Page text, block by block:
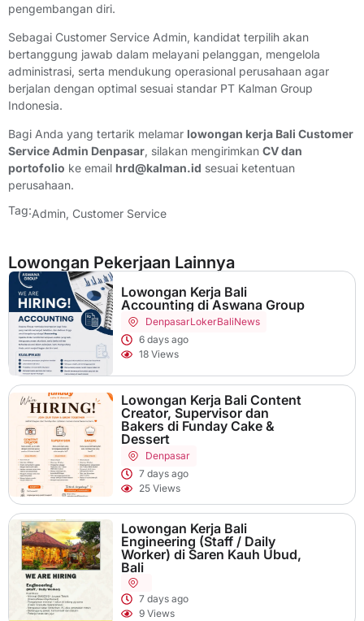
pengembangan diri.
Sebagai Customer Service Admin, kandidat terpilih akan
bertanggung jawab dalam melayani pelanggan, mengelola
administrasi, serta mendukung operasional perusahaan agar
berjalan dengan optimal sesuai standar PT Kalman Group
Indonesia.
Bagi Anda yang tertarik melamar lowongan kerja Bali Customer
Service Admin Denpasar, silakan mengirimkan CV dan
portofolio ke email hrd@kalman.id sesuai ketentuan
perusahaan.
Tag:Admin, Customer Service
Lowongan Pekerjaan Lainnya
Lowongan Kerja Bali
Accounting di Aswana Group
DenpasarLokerBaliNews
6 days ago
18 Views
Lowongan Kerja Bali Content
Creator, Supervisor dan
Bakers di Funday Cake &
Dessert
Denpasar
7 days ago
25 Views
Lowongan Kerja Bali
Engineering (Staff / Daily
Worker) di Saren Kauh Ubud,
Bali
7 days ago
9 Views